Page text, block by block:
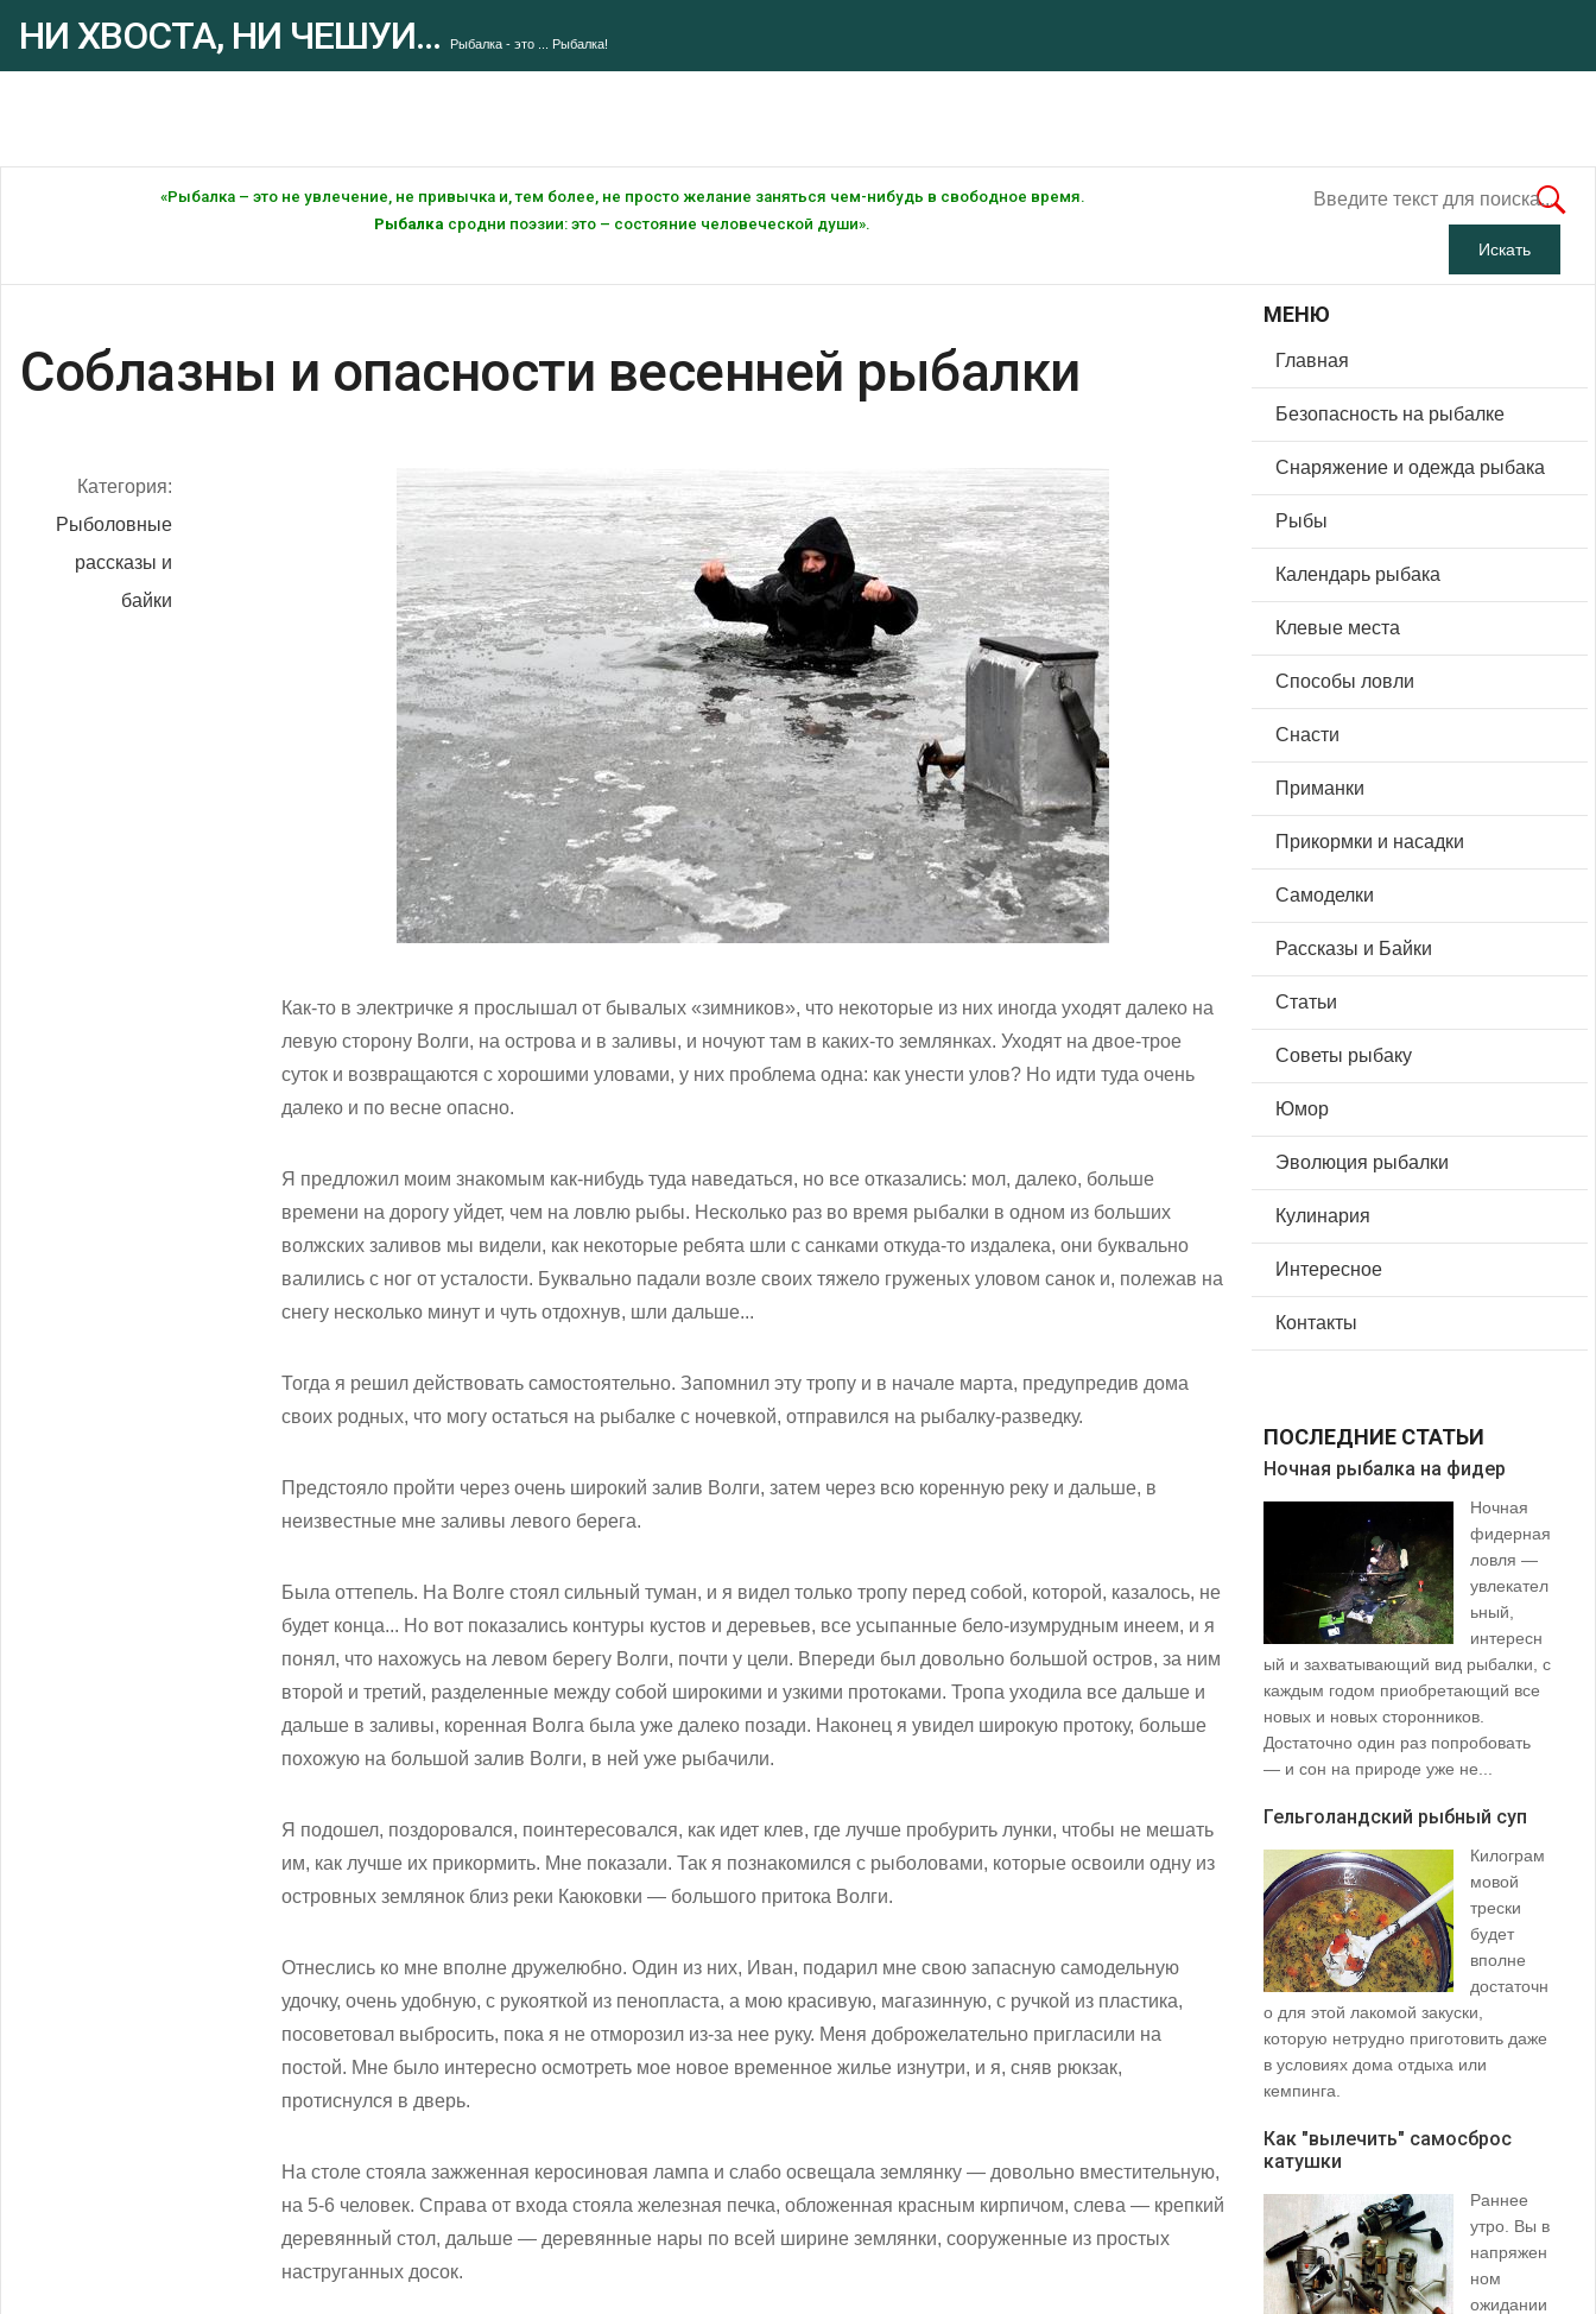
НИ ХВОСТА, НИ ЧЕШУИ... Рыбалка - это ... Рыбалка!
«Рыбалка – это не увлечение, не привычка и, тем более, не просто желание заняться чем-нибудь в свободное время.
Рыбалка сродни поэзии: это – состояние человеческой души».
Соблазны и опасности весенней рыбалки
Категория:
Рыболовные
рассказы и
байки
Как-то в электричке я прослышал от бывалых «зимников», что некоторые из них иногда уходят далеко на
левую сторону Волги, на острова и в заливы, и ночуют там в каких-то землянках. Уходят на двое-трое
суток и возвращаются с хорошими уловами, у них проблема одна: как унести улов? Но идти туда очень
далеко и по весне опасно.
Я предложил моим знакомым как-нибудь туда наведаться, но все отказались: мол, далеко, больше
времени на дорогу уйдет, чем на ловлю рыбы. Несколько раз во время рыбалки в одном из больших
волжских заливов мы видели, как некоторые ребята шли с санками откуда-то издалека, они буквально
валились с ног от усталости. Буквально падали возле своих тяжело груженых уловом санок и, полежав на
снегу несколько минут и чуть отдохнув, шли дальше...
Тогда я решил действовать самостоятельно. Запомнил эту тропу и в начале марта, предупредив дома
своих родных, что могу остаться на рыбалке с ночевкой, отправился на рыбалку-разведку.
Предстояло пройти через очень широкий залив Волги, затем через всю коренную реку и дальше, в
неизвестные мне заливы левого берега.
Была оттепель. На Волге стоял сильный туман, и я видел только тропу перед собой, которой, казалось, не
будет конца... Но вот показались контуры кустов и деревьев, все усыпанные бело-изумрудным инеем, и я
понял, что нахожусь на левом берегу Волги, почти у цели. Впереди был довольно большой остров, за ним
второй и третий, разделенные между собой широкими и узкими протоками. Тропа уходила все дальше и
дальше в заливы, коренная Волга была уже далеко позади. Наконец я увидел широкую протоку, больше
похожую на большой залив Волги, в ней уже рыбачили.
Я подошел, поздоровался, поинтересовался, как идет клев, где лучше пробурить лунки, чтобы не мешать
им, как лучше их прикормить. Мне показали. Так я познакомился с рыболовами, которые освоили одну из
островных землянок близ реки Каюковки — большого притока Волги.
Отнеслись ко мне вполне дружелюбно. Один из них, Иван, подарил мне свою запасную самодельную
удочку, очень удобную, с рукояткой из пенопласта, а мою красивую, магазинную, с ручкой из пластика,
посоветовал выбросить, пока я не отморозил из-за нее руку. Меня доброжелательно пригласили на
постой. Мне было интересно осмотреть мое новое временное жилье изнутри, и я, сняв рюкзак,
протиснулся в дверь.
На столе стояла зажженная керосиновая лампа и слабо освещала землянку — довольно вместительную,
на 5-6 человек. Справа от входа стояла железная печка, обложенная красным кирпичом, слева — крепкий
деревянный стол, дальше — деревянные нары по всей ширине землянки, сооруженные из простых
наструганных досок.
МЕНЮ
Главная
Безопасность на рыбалке
Снаряжение и одежда рыбака
Рыбы
Календарь рыбака
Клевые места
Способы ловли
Снасти
Приманки
Прикормки и насадки
Самоделки
Рассказы и Байки
Статьи
Советы рыбаку
Юмор
Эволюция рыбалки
Кулинария
Интересное
Контакты
ПОСЛЕДНИЕ СТАТЬИ
Ночная рыбалка на фидер
Ночная
фидерная
ловля —
увлекател
ьный,
интересн
ый и захватывающий вид рыбалки, с
каждым годом приобретающий все
новых и новых сторонников.
Достаточно один раз попробовать
— и сон на природе уже не...
Гельголандский рыбный суп
Килограм
мовой
трески
будет
вполне
достаточн
о для этой лакомой закуски,
которую нетрудно приготовить даже
в условиях дома отдыха или
кемпинга.
Как "вылечить" самосброс
катушки
Раннее
утро. Вы в
напряжен
ном
ожидании